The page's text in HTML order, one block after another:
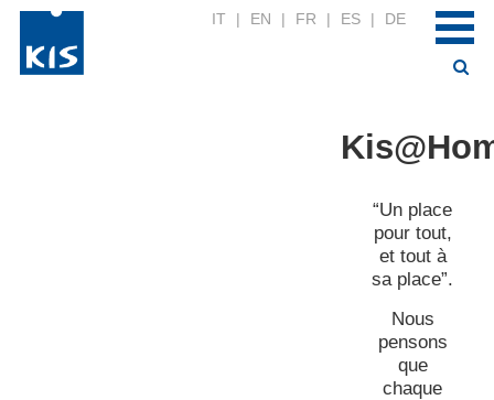
IT | EN | FR | ES | DE
“Un place
pour tout,
et tout à
sa place”.
Nous
pensons
que
chaque